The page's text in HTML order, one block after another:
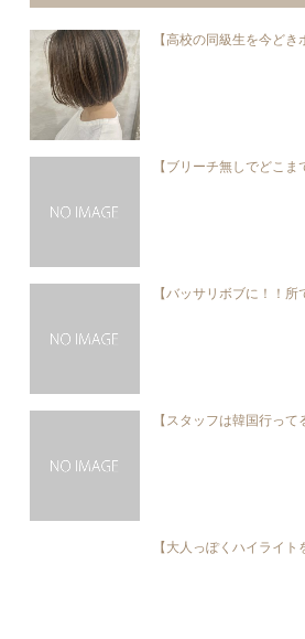
【高校の同級生を今どき
【ブリーチ無しでどこま
【バッサリボブに！！
【スタッフは韓国行っ
【大人っぽくハイライ